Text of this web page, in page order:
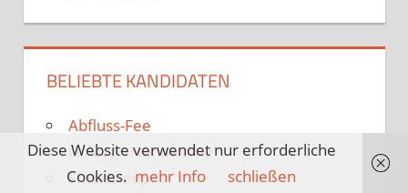
BELIEBTE KANDIDATEN
Abfluss-Fee
Goleygo Hundeleine
Smartsleep
Diese Website verwendet nur erforderliche
Cookies. mehr Info schließen